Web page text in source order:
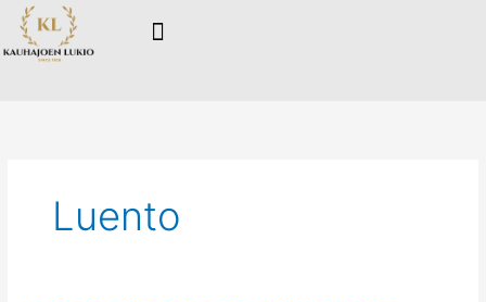
Siirry
sisältöön
Luento